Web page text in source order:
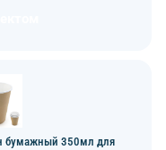
бумажный 350мл для